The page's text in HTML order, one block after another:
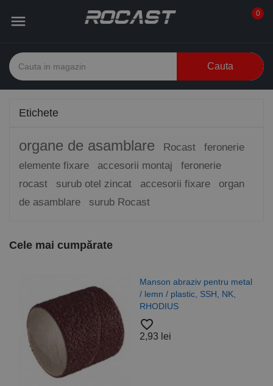
 0
Cauta
Etichete
organe de asamblare Rocast
feronerie
elemente fixare
accesorii montaj
feronerie
rocast
surub otel zincat accesorii fixare
organ
de asamblare
surub Rocast
Cele mai cumpărate
plastic, SSH, NK,